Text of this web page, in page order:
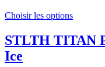
Choisir les options
STLTH TITAN
Ice